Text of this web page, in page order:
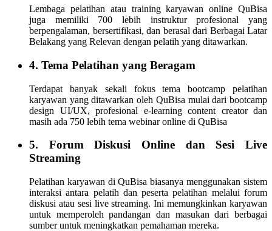
Lembaga pelatihan atau training karyawan online QuBisa
juga memiliki 700 lebih instruktur profesional yang
berpengalaman, bersertifikasi, dan berasal dari Berbagai Latar
Belakang yang Relevan dengan pelatih yang ditawarkan.
4. Tema Pelatihan yang Beragam
Terdapat banyak sekali fokus tema bootcamp pelatihan
karyawan yang ditawarkan oleh QuBisa mulai dari bootcamp
design UI/UX, profesional e-learning content creator dan
masih ada 750 lebih tema webinar online di QuBisa
5. Forum Diskusi Online dan Sesi Live
Streaming
Pelatihan karyawan di QuBisa biasanya menggunakan sistem
interaksi antara pelatih dan peserta pelatihan melalui forum
diskusi atau sesi live streaming. Ini memungkinkan karyawan
untuk memperoleh pandangan dan masukan dari berbagai
sumber untuk meningkatkan pemahaman mereka.